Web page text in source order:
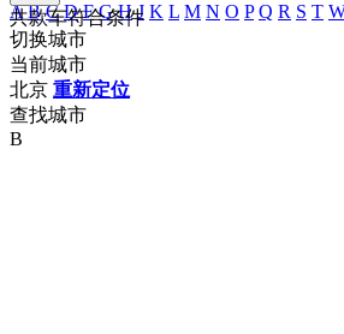
共款车符合条件
A B C D F G H J K L M N O P Q R S T
切换城市
当前城市
北京 重新定位
查找城市
B